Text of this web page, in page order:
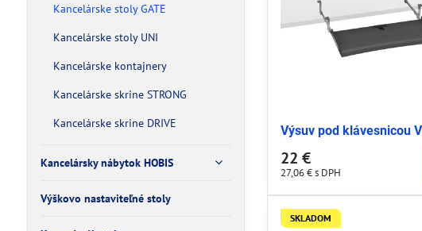
Výsuv pod klávesnicou
22 €
27,06 €s DPH
SKLADOM
Kancelárske stoly GATE
Kancelárske stoly UNI
Kancelárske kontajnery
Kancelárske skrine STRONG
Kancelárske skrine DRIVE
Kancelársky nábytok HOBIS
Výškovo nastaviteľné stoly